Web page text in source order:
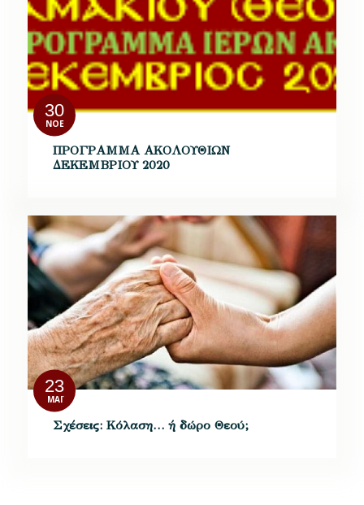
30
ΝΟΈ
ΠΡΟΓΡΑΜΜΑ ΑΚΟΛΟΥΘΙΩΝ
ΔΕΚΕΜΒΡΙΟΥ 2020
23
ΜΆΙ
Σχέσεις: Κόλαση… ή δώρο Θεού;